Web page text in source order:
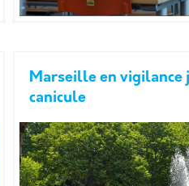
Marseille en vigilance
canicule